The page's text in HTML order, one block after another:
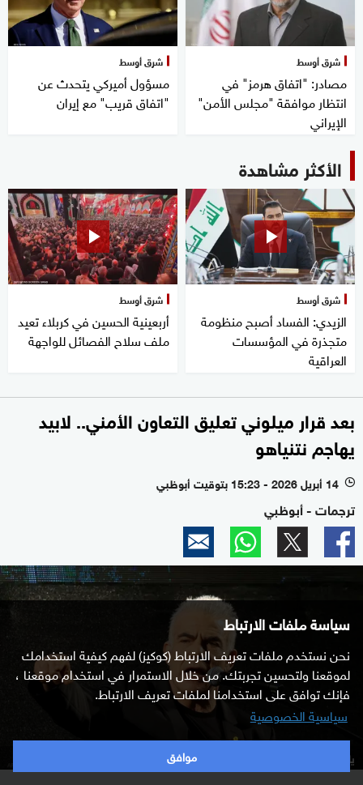
سياسة ملفات الارتباط
نحن نستخدم ملفات تعريف الارتباط (كوكيز) لفهم كيفية استخدامك
لموقعنا ولتحسين تجربتك. من خلال الاستمرار في استخدام موقعنا ،
فإنك توافق على استخدامنا لملفات تعريف الارتباط.
سياسية الخصوصية
موافق
شرق أوسط
مصادر: "اتفاق هرمز" في
انتظار موافقة "مجلس الأمن"
الإيراني
شرق أوسط
مسؤول أميركي يتحدث عن
"اتفاق قريب" مع إيران
الأكثر مشاهدة
شرق أوسط
الزيدي: الفساد أصبح منظومة
متجذرة في المؤسسات
العراقية
شرق أوسط
أربعينية الحسين في كربلاء تعيد
ملف سلاح الفصائل للواجهة
بعد قرار ميلوني تعليق التعاون الأمني.. لابيد
يهاجم نتنياهو
l 14 أبريل 2026 - 15:23 بتوقيت أبوظبي
ترجمات - أبوظبي
يائير لابيد